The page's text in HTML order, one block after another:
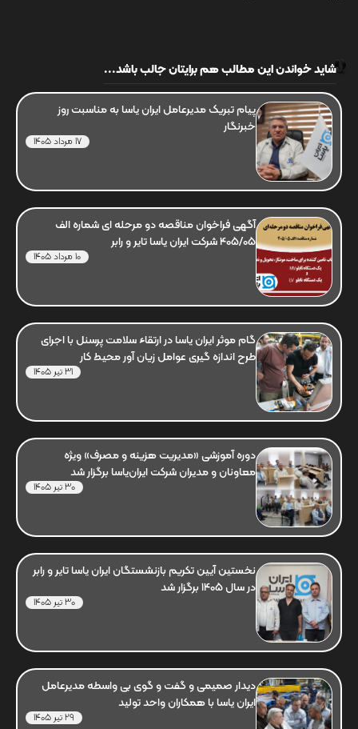
شاید خواندن این مطالب هم برایتان جالب باشد...
پیام تبریک مدیرعامل ایران یاسا به مناسبت روز
خبرنگار
17 مرداد 1405
آگهی فراخوان مناقصه دو مرحله ای شماره الف
405/05 شرکت ایران یاسا تایر و رابر
10 مرداد 1405
گام موثر ایران یاسا در ارتقاء سلامت پرسنل با اجرای
طرح اندازه گیری عوامل زیان آور محیط کار
31 تیر 1405
دوره آموزشی «مدیریت هزینه و مصرف» ویژه
معاونان و مدیران شرکت ایران‌یاسا برگزار شد
30 تیر 1405
نخستین آیین تکریم بازنشستگان ایران یاسا تایر و رابر
در سال 1405 برگزار شد
30 تیر 1405
دیدار صمیمی و گفت و گوی بی واسطه مدیرعامل
ایران یاسا با همکاران واحد تولید
29 تیر 1405